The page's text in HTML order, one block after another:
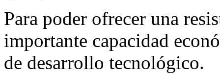
Para poder ofrecer una
importante capacidad
de desarrollo tecnológico.